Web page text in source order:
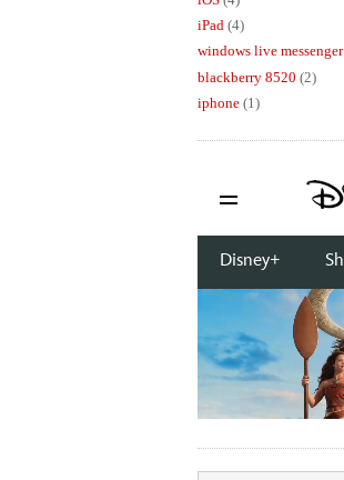
iPad (4)
windows live messenger
blackberry 8520 (2)
iphone (1)